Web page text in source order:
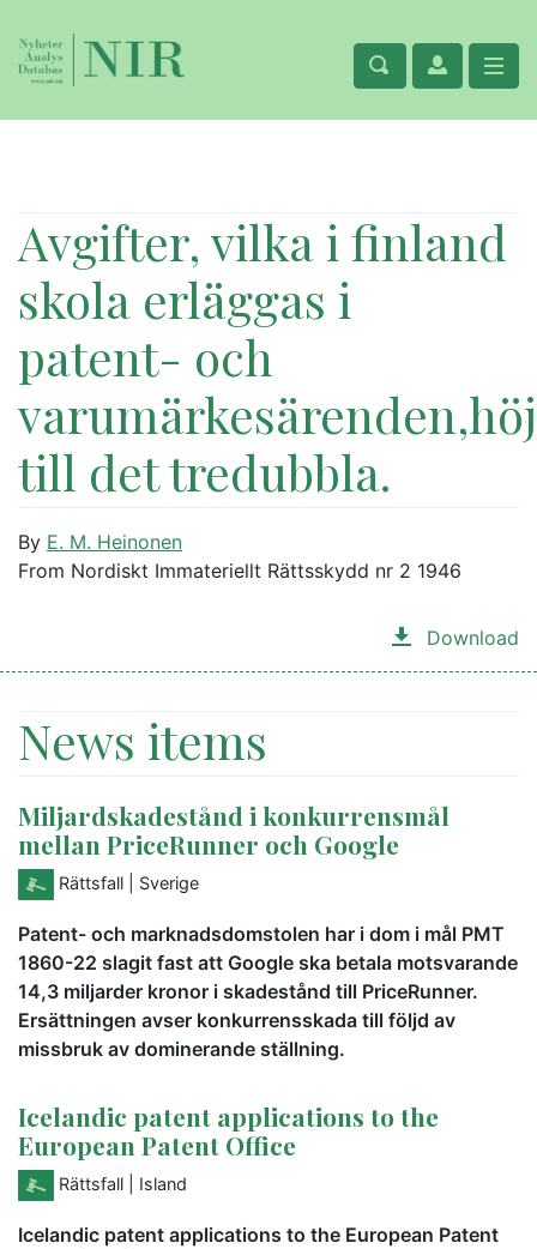
Avgifter, vilka i finland
skola erläggas i
patent- och
till det tredubbla.
By E. M. Heinonen
From Nordiskt Immateriellt Rättsskydd nr 2 1946
Download
News items
Miljardskadestånd i konkurrensmål
mellan PriceRunner och Google
Rättsfall | Sverige
Patent- och marknadsdomstolen har i dom i mål PMT
1860-22 slagit fast att Google ska betala motsvarande
14,3 miljarder kronor i skadestånd till PriceRunner.
Ersättningen avser konkurrensskada till följd av
missbruk av dominerande ställning.
Icelandic patent applications to the
European Patent Office
Rättsfall | Island
Icelandic patent applications to the European Patent